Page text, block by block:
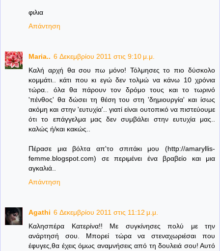
φιλια
Απάντηση
Maria.. 6 Δεκεμβρίου 2011 στις 9:10 μ.μ.
Καλή αρχή θα σου πω μόνο! Τόλμησες το πιο δύσκολο
κομμάτι.. κάτι που κι εγώ δεν τολμώ να κάνω 10 χρόνια
τώρα.. όλα θα πάρουν τον δρόμο τους και το τωρινό
'πένθος' θα δώσει τη θέση του στη 'δημιουργία' και ίσως
ακόμη και στην 'ευτυχία'.. γιατί είναι ουτοπικό να πιστεύουμε
ότι το επάγγελμα μας δεν συμβάλει στην ευτυχία μας..
καλώς ή/και κακώς..
Πέρασε μια βόλτα απ'το σπιτάκι μου (http://amaryllis-
femme.blogspot.com) σε περιμένει ένα βραβείο και μια
αγκαλιά..
Απάντηση
Agathi 6 Δεκεμβρίου 2011 στις 11:12 μ.μ.
Καλησπέρα Κατερίνα!! Με συγκίνησες πολύ με την
ανάρτησή σου. Μπορεί τώρα να στεναχωριέσαι που
έφυγες,θα έχεις όμως αναμνήσεις από τη δουλειά σου! Αυτό